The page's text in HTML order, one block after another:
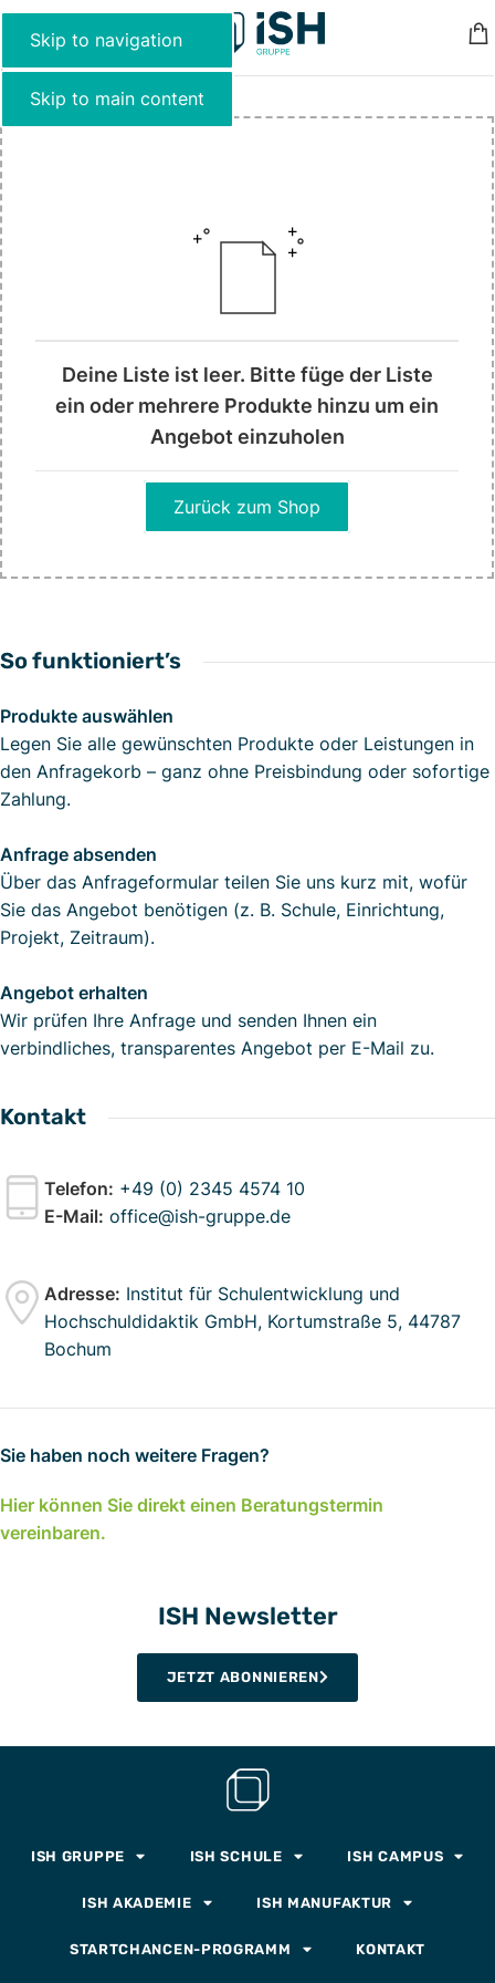
Skip to navigation
Skip to main content
MENU
Ihre Anfrage
Deine Liste ist leer. Bitte füge der Liste
ein oder mehrere Produkte hinzu um ein
Angebot einzuholen
Zurück zum Shop
So funktioniert’s
Produkte auswählen
Legen Sie alle gewünschten Produkte oder Leistungen in
den Anfragekorb – ganz ohne Preisbindung oder sofortige
Zahlung.
Anfrage absenden
Über das Anfrageformular teilen Sie uns kurz mit, wofür
Sie das Angebot benötigen (z. B. Schule, Einrichtung,
Projekt, Zeitraum).
Angebot erhalten
Wir prüfen Ihre Anfrage und senden Ihnen ein
verbindliches, transparentes Angebot per E-Mail zu.
Kontakt
Telefon: +49 (0) 2345 4574 10
E-Mail: office@ish-gruppe.de
Adresse: Institut für Schulentwicklung und
Hochschuldidaktik GmbH, Kortumstraße 5, 44787
Bochum
Sie haben noch weitere Fragen?
Hier können Sie direkt einen Beratungstermin
vereinbaren.
ISH Newsletter
JETZT ABONNIEREN
ISH GRUPPE ISH SCHULE ISH CAMPUS
ISH AKADEMIE ISH MANUFAKTUR
STARTCHANCEN-PROGRAMM KONTAKT